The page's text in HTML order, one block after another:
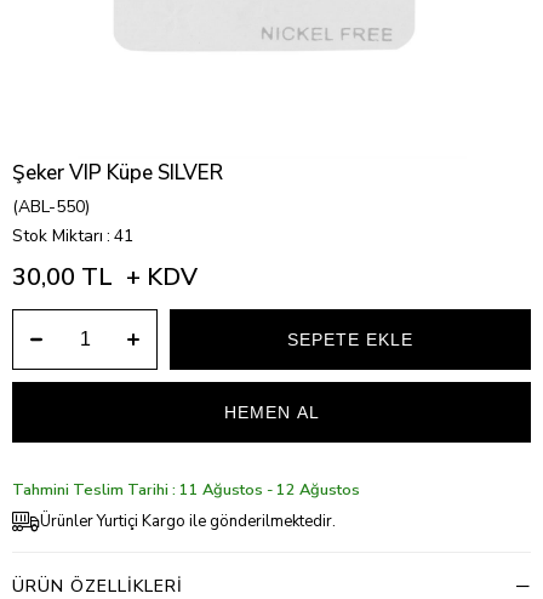
Şeker VIP Küpe SILVER
(ABL-550)
Stok Miktarı : 41
30,00 TL + KDV
Tahmini Teslim Tarihi : 11 Ağustos - 12 Ağustos
Ürünler Yurtiçi Kargo ile gönderilmektedir.
ÜRÜN ÖZELLIKLERI